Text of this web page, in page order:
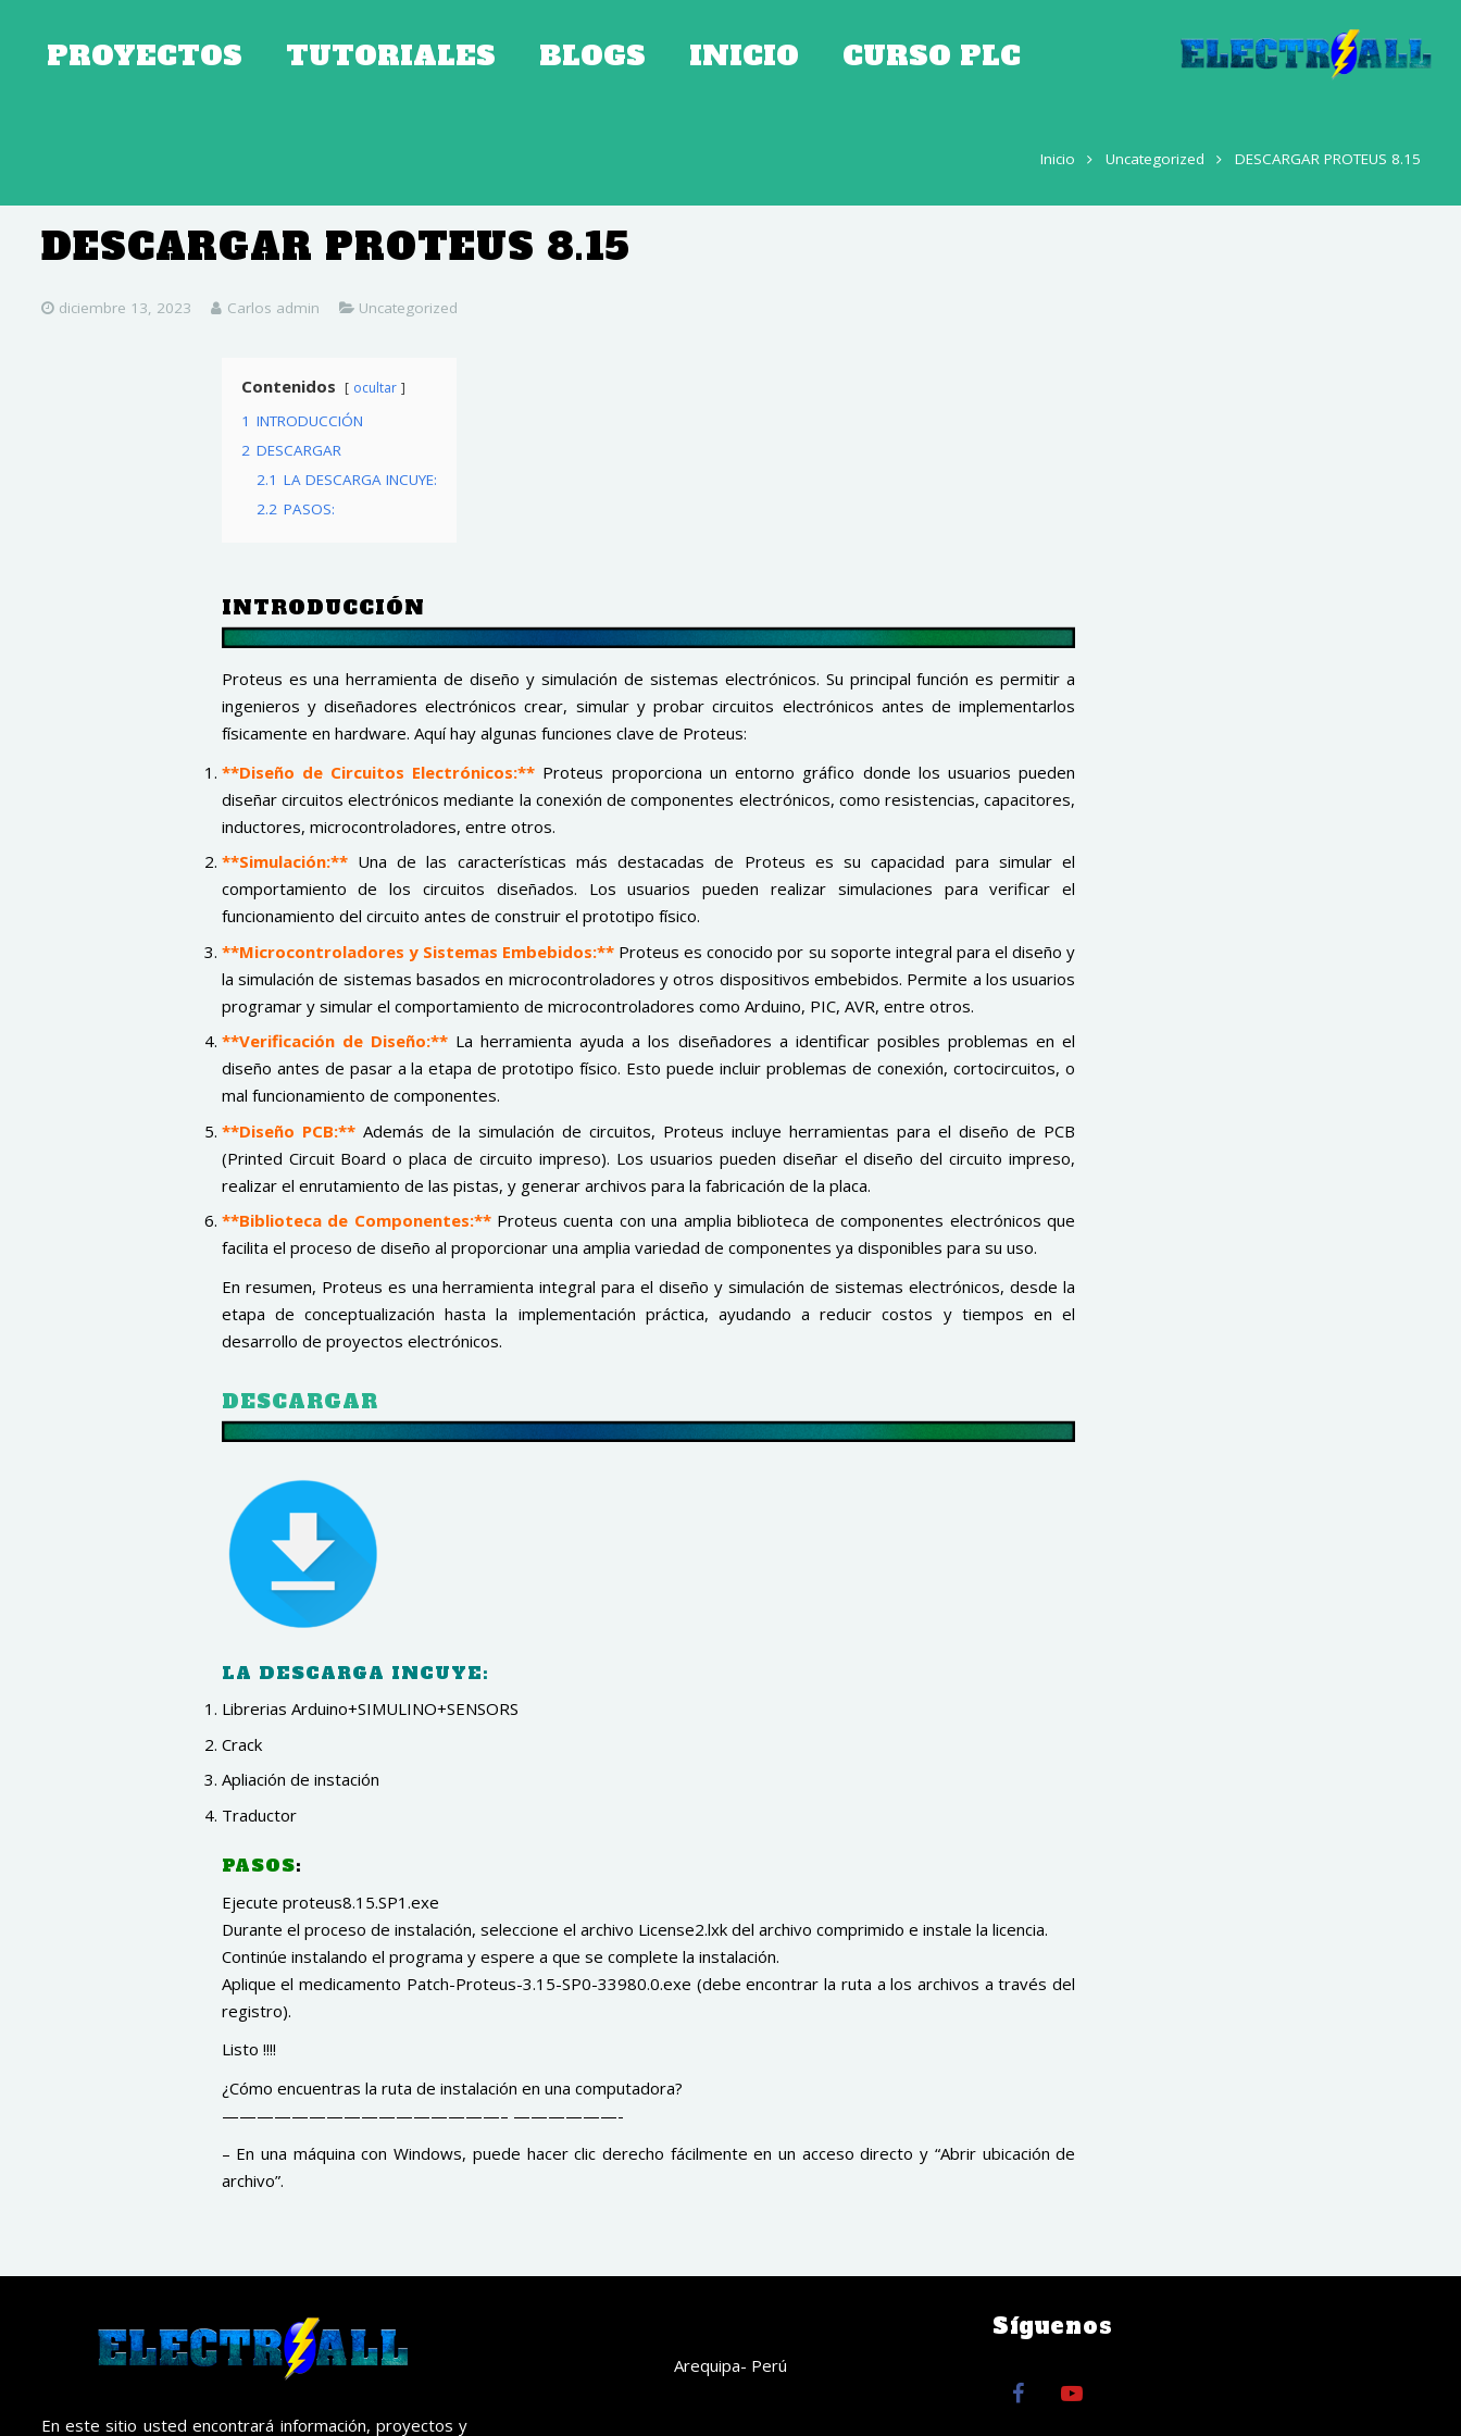
PROYECTOS TUTORIALES BLOGS INICIO CURSO PLC
Inicio Uncategorized DESCARGAR PROTEUS 8.15
DESCARGAR PROTEUS 8.15
diciembre 13, 2023 Carlos admin Uncategorized
Contenidos ocultar
1 INTRODUCCIÓN
2 DESCARGAR
2.1 LA DESCARGA INCUYE:
2.2 PASOS:
INTRODUCCIÓN
Proteus es una herramienta de diseño y simulación de sistemas electrónicos. Su principal función es permitir a
ingenieros y diseñadores electrónicos crear, simular y probar circuitos electrónicos antes de implementarlos
físicamente en hardware. Aquí hay algunas funciones clave de Proteus:
**Diseño de Circuitos Electrónicos:** Proteus proporciona un entorno gráfico donde los usuarios pueden
diseñar circuitos electrónicos mediante la conexión de componentes electrónicos, como resistencias, capacitores,
inductores, microcontroladores, entre otros.
**Simulación:**Una de las características más destacadas de Proteus es su capacidad para simular el
comportamiento de los circuitos diseñados. Los usuarios pueden realizar simulaciones para verificar el
funcionamiento del circuito antes de construir el prototipo físico.
**Microcontroladores y Sistemas Embebidos:**Proteus es conocido por su soporte integral para el diseño y
la simulación de sistemas basados en microcontroladores y otros dispositivos embebidos. Permite a los usuarios
programar y simular el comportamiento de microcontroladores como Arduino, PIC, AVR, entre otros.
**Verificación de Diseño:** La herramienta ayuda a los diseñadores a identificar posibles problemas en el
diseño antes de pasar a la etapa de prototipo físico. Esto puede incluir problemas de conexión, cortocircuitos, o
mal funcionamiento de componentes.
**Diseño PCB:** Además de la simulación de circuitos, Proteus incluye herramientas para el diseño de PCB
(Printed Circuit Board o placa de circuito impreso). Los usuarios pueden diseñar el diseño del circuito impreso,
realizar el enrutamiento de las pistas, y generar archivos para la fabricación de la placa.
**Biblioteca de Componentes:**Proteus cuenta con una amplia biblioteca de componentes electrónicos que
facilita el proceso de diseño al proporcionar una amplia variedad de componentes ya disponibles para su uso.
En resumen, Proteus es una herramienta integral para el diseño y simulación de sistemas electrónicos, desde la
etapa de conceptualización hasta la implementación práctica, ayudando a reducir costos y tiempos en el
desarrollo de proyectos electrónicos.
DESCARGAR
LA DESCARGA INCUYE:
Librerias Arduino+SIMULINO+SENSORS
Crack
Apliación de instación
Traductor
PASOS:
Ejecute proteus8.15.SP1.exe
Durante el proceso de instalación, seleccione el archivo License2.lxk del archivo comprimido e instale la licencia.
Continúe instalando el programa y espere a que se complete la instalación.
Aplique el medicamento Patch-Proteus-3.15-SP0-33980.0.exe (debe encontrar la ruta a los archivos a través del
registro).
Listo !!!!
¿Cómo encuentras la ruta de instalación en una computadora?
————————————————– ——————-
– En una máquina con Windows, puede hacer clic derecho fácilmente en un acceso directo y “Abrir ubicación de
archivo”.
En este sitio usted encontrará información, proyectos y
Arequipa- Perú
Síguenos